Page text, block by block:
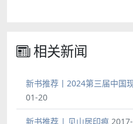
相关新闻
新书推荐丨2024第三届中国
01-20
新书推荐 | 见山居印痕